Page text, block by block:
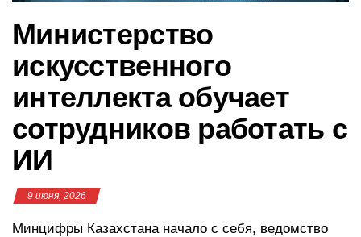
Министерство
искусственного
интеллекта обучает
сотрудников работать с
ИИ
9 июня, 2026
Минцифры Казахстана начало с себя, ведомство